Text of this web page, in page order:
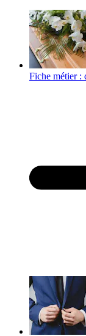
Fiche métier :